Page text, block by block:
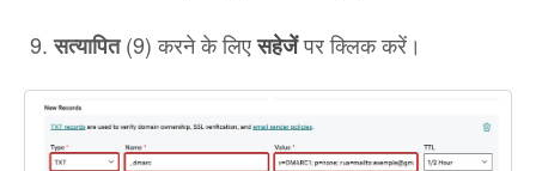
सत्यापित(9) करने के लिएसहेजेंपर क्लिक करें।